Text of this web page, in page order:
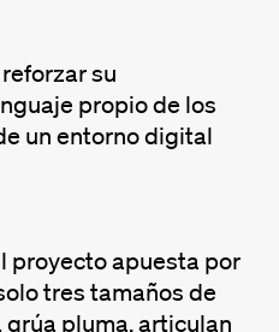
su
propio de los
un entorno digital
proyecto apuesta por
tres tamaños de
pluma, articulan